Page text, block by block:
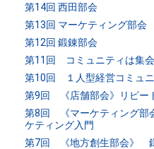
第14回 西田部会
第13回 マーケティング部会
第12回 鍛錬部会
第11回 コミュニティは集会
第10回 １人型経営コミュニ
第9回 《店舗部会》リピー
第8回 《マーケティング部
ケティング入門
第7回 《地方創生部会》